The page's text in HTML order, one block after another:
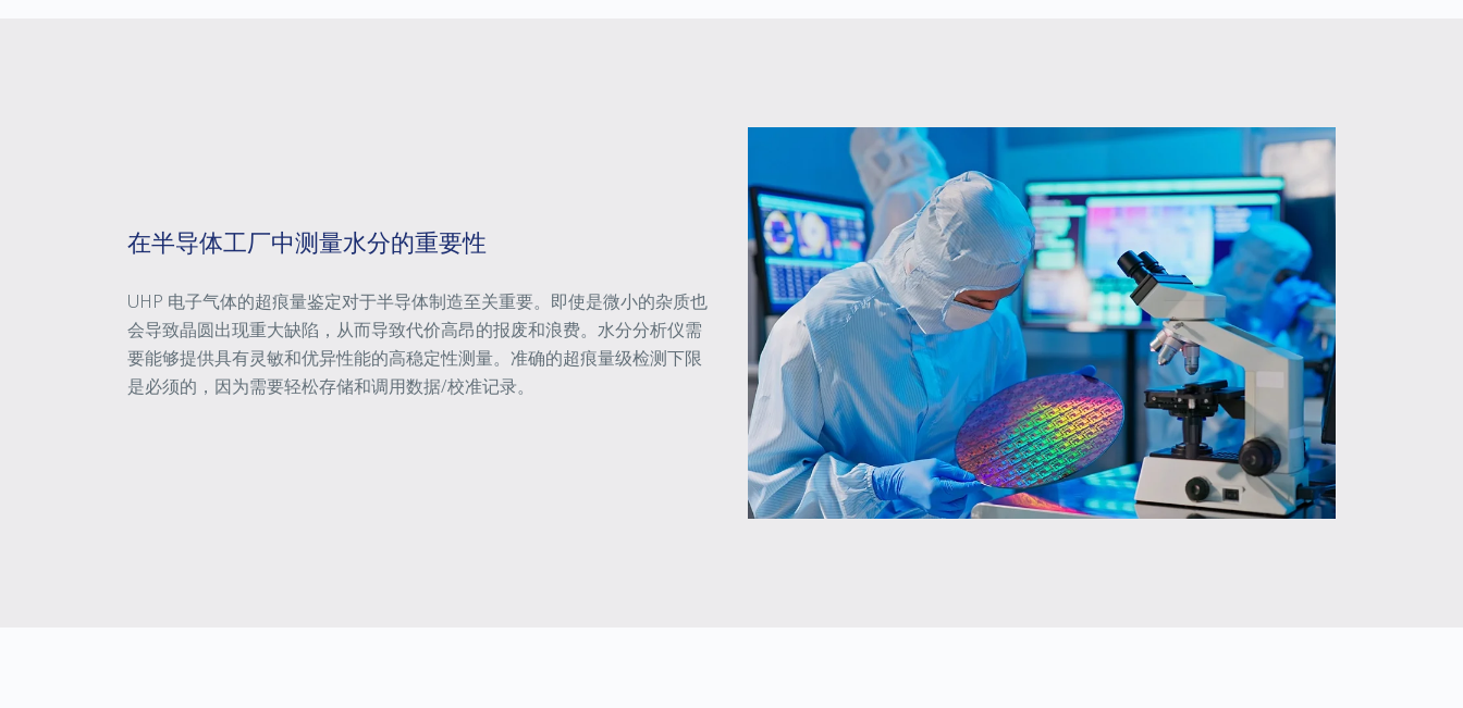
在半导体工厂中测量水分的重要性
UHP 电子气体的超痕量鉴定对于半导体制造至关重要。即使是微小的杂质也
会导致晶圆出现重大缺陷，从而导致代价高昂的报废和浪费。水分分析仪需
要能够提供具有灵敏和优异性能的高稳定性测量。准确的超痕量级检测下限
是必须的，因为需要轻松存储和调用数据/校准记录。